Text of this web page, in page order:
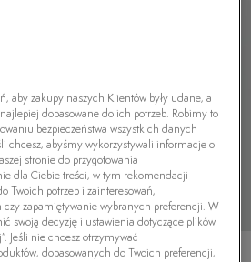
aby zakupy naszych Klientów były udane, a
dopasowane do ich potrzeb. Robimy to
bezpieczeństwa wszystkich danych
chcesz, abyśmy wykorzystywali informacje o
stronie do przygotowania
dla Ciebie treści, w tym rekomendacji
Twoich potrzeb i zainteresowań,
czy zapamiętywanie wybranych preferencji. W
swoją decyzję i ustawienia dotyczące plików
Jeśli nie chcesz otrzymywać
dopasowanych do Twoich preferencji,